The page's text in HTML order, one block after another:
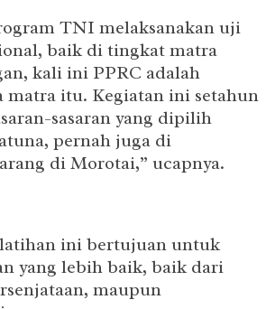
TNI melaksanakan uji
baik di tingkat matra
kali ini PPRC adalah
matra itu. Kegiatan ini setahun
sasaran yang dipilih
pernah juga di
di Morotai,” ucapnya.
ini bertujuan untuk
yang lebih baik, baik dari
maupun